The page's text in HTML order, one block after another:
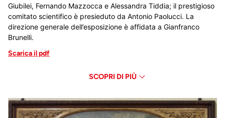
Giubilei, Fernando Mazzocca e Alessandra Tiddia; il prestigioso
comitato scientifico è presieduto da Antonio Paolucci. La
direzione generale dell’esposizione è affidata a Gianfranco
Brunelli.
Scarica il pdf
SCOPRI DI PIÙ